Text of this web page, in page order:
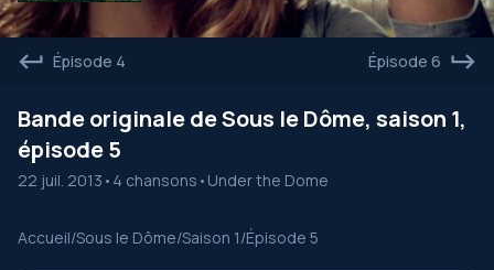
Épisode 4 Épisode 6
Bande originale de Sous le Dôme, saison 1,
épisode 5
22 juil. 2013 • 4 chansons • Under the Dome
Accueil/Sous le Dôme/Saison 1/Épisode 5